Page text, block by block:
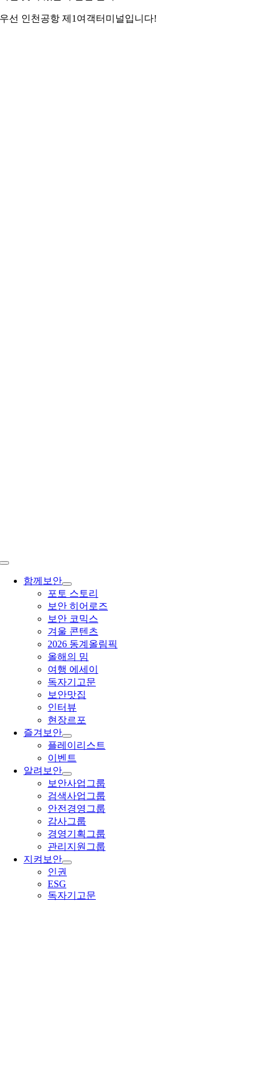
Toggle
Navigation함께보안
포토 스토리
보안 히어로즈
보안 코믹스
겨울 콘텐츠
2026 동계올림픽
올해의 밈
여행 에세이
독자기고문
보안맛집
인터뷰
현장르포
즐겨보안
플레이리스트
이벤트
알려보안
보안사업그룹
검색사업그룹
안전경영그룹
감사그룹
경영기획그룹
관리지원그룹
지켜보안
인권
ESG
독자기고문
우선 인천공항 제1여객터미널입니다!